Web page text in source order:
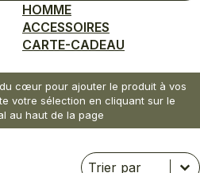
HOMME
ACCESSOIRES
CARTE-CADEAU
cœur pour ajouter le produit à vos
votre sélection en cliquant sur le
au haut de la page
Trier
Trier le contenu
Trier le contenu